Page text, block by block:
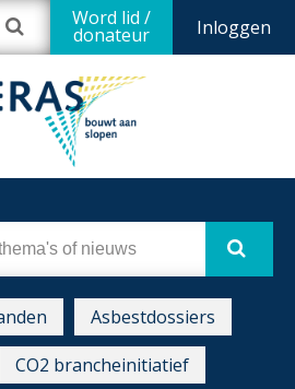
Inloggen
Word lid /
donateur
Asbestdossiers
CO2 brancheinitiatief